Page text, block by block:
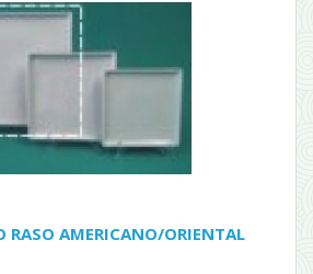
RASO AMERICANO/ORIENTAL